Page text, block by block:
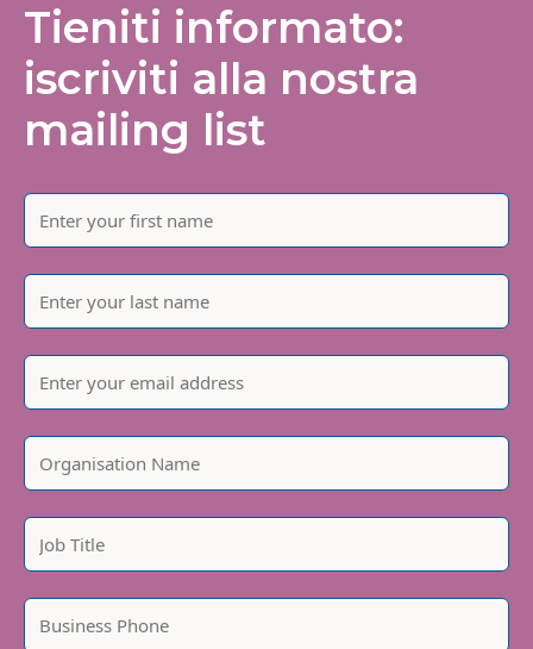
Tieniti informato:
iscriviti alla nostra
mailing list